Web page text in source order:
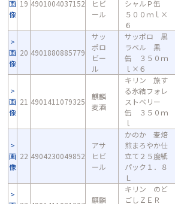
画
像
19 4901004037152
ヒビ
ール
シャルＰ缶
５００ｍｌ×
６
画
像
20 4901880885779
サッ
ポロ
ビー
ル
サッポロ 黒
ラベル 黒
缶 ３５０ｍ
ｌ×６
画
像
21 4901411079325
麒麟
麦酒
キリン 旅す
る氷結フォレ
ストベリー
缶 ３５０ｍ
ｌ
画
像
22 4904230049852
アサ
ヒビ
ール
かのか 麦焙
煎まろやか仕
立て２５度紙
パック１．８
Ｌ
麒麟
キリン のど
ごしＺＥＲ